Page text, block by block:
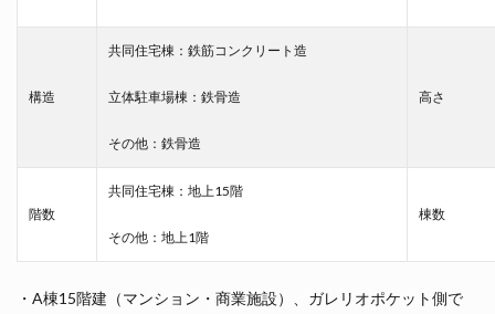
構造
共同住宅棟：鉄筋コンクリート造
立体駐車場棟：鉄骨造
その他：鉄骨造
高さ
階数
共同住宅棟：地上15階
その他：地上1階
棟数
・A棟15階建（マンション・商業施設）、ガレリオポケット側で